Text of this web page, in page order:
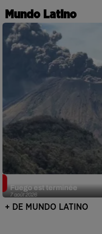
Mundo Latino
7 août 2026
Fuego est terminée
+ DE MUNDO LATINO